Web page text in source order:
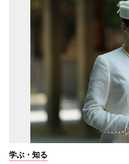
学ぶ・知る